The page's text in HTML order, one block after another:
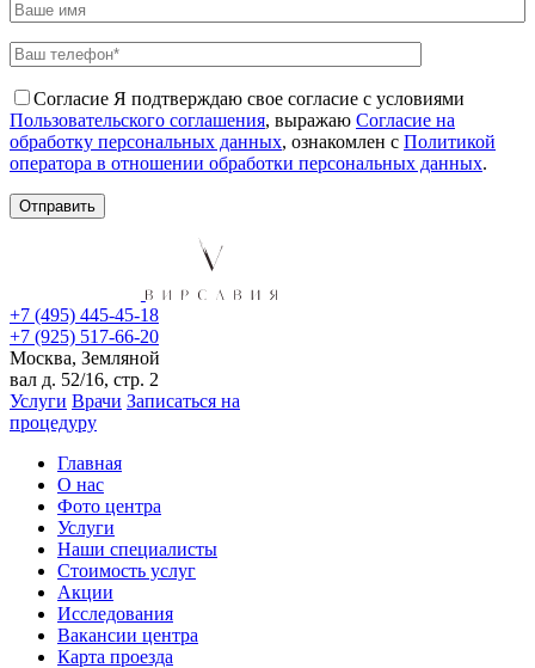
Согласие Я подтверждаю свое согласие с условиями
Пользовательского соглашения, выражаю Согласие на
обработку персональных данных, ознакомлен с Политикой
оператора в отношении обработки персональных данных.
+7 (495) 445-45-18
+7 (925) 517-66-20
Москва, Земляной
вал д. 52/16, стр. 2
Услуги Врачи Записаться на
процедуру
Главная
О нас
Фото центра
Услуги
Наши специалисты
Стоимость услуг
Акции
Исследования
Вакансии центра
Карта проезда